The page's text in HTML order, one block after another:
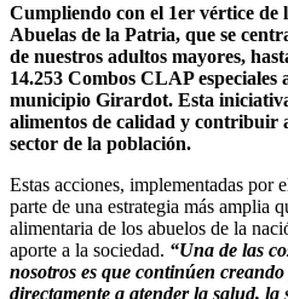
Cumpliendo con el 1er vértice
Abuelas de la Patria, que se
de nuestros adultos mayores,
14.253 Combos CLAP especiales
municipio Girardot. Esta
alimentos de calidad y contribuir
sector de la población.
Estas acciones, implementadas por
parte de una estrategia más amplia
alimentaria de los abuelos de la
aporte a la sociedad. “Una de las
nosotros es que continúen
directamente a atender la salud,